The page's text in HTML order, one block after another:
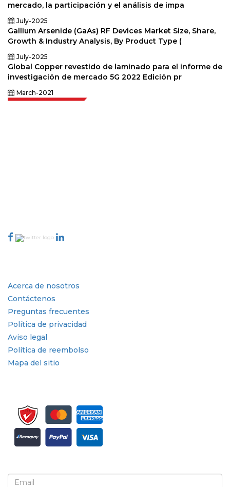
mercado, la participación y el análisis de impa
July-2025
Gallium Arsenide (GaAs) RF Devices Market Size, Share,
Growth & Industry Analysis, By Product Type (
July-2025
Global Copper revestido de laminado para el informe de
investigación de mercado 5G 2022 Edición pr
March-2021
Acerca de nosotros
Contáctenos
Preguntas frecuentes
Política de privacidad
Aviso legal
Política de reembolso
Mapa del sitio